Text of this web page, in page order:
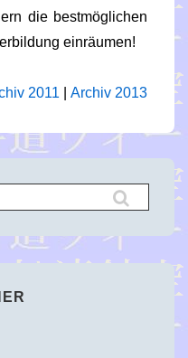
die bestmöglichen
einräumen!
2011 Archiv 2013